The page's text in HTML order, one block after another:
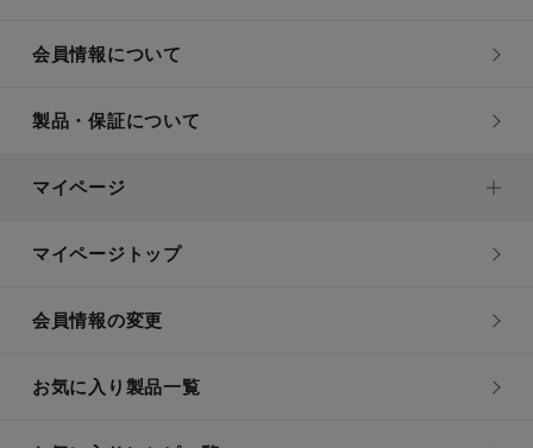
会員情報について
製品・保証について
マイページ
マイページトップ
会員情報の変更
お気に入り製品一覧